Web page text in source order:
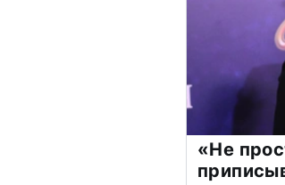
«Не